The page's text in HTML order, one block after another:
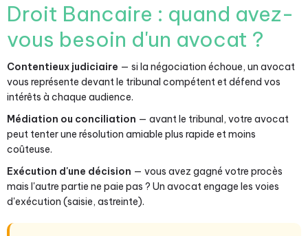
Droit Bancaire : quand avez-
vous besoin d'un avocat ?
Contentieux judiciaire — si la négociation échoue, un avocat
vous représente devant le tribunal compétent et défend vos
intérêts à chaque audience.
Médiation ou conciliation — avant le tribunal, votre avocat
peut tenter une résolution amiable plus rapide et moins
coûteuse.
Exécution d'une décision — vous avez gagné votre procès
mais l'autre partie ne paie pas ? Un avocat engage les voies
d'exécution (saisie, astreinte).